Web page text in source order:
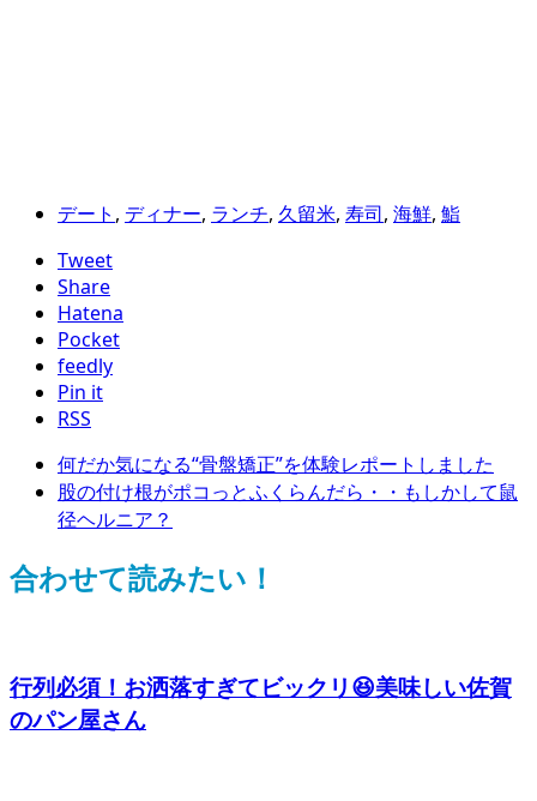
デート , ディナー, ランチ, 久留米, 寿司, 海鮮, 鮨
Tweet
Share
Hatena
Pocket
feedly
Pin it
RSS
何だか気になる“骨盤矯正”を体験レポートしました
股の付け根がポコっとふくらんだら・・もしかして鼠
径ヘルニア？
合わせて読みたい！
行列必須！お洒落すぎてビックリ😆美味しい佐賀
のパン屋さん